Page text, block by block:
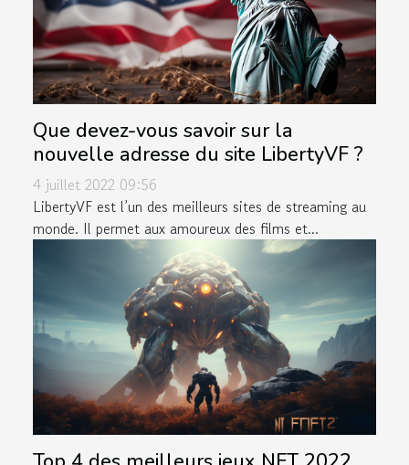
Que devez-vous savoir sur la
nouvelle adresse du site LibertyVF ?
4 juillet 2022 09:56
LibertyVF est l’un des meilleurs sites de streaming au
monde. Il permet aux amoureux des films et...